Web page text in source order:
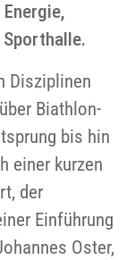
Disziplinen
Biathlon-
bis hin
einer kurzen
der
Einführung
Oster,